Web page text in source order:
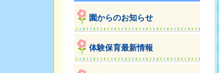
園からのお知らせ
体験保育最新情報